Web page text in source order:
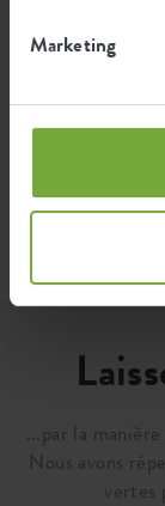
Marketing
...par la
Nous avons
vertes